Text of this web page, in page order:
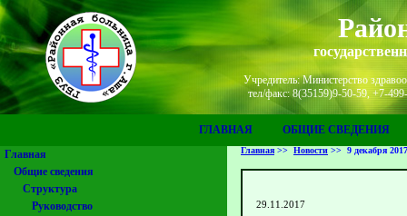
Учредитель: Министерство
тел/факс: 8(35159)9-50-59, +7-
ГЛАВНАЯ
ОБЩИЕ СВЕДЕНИЯ
Главная
Общие сведения
Структура
Руководство
Главная >> Новости >> 9 декабря
29.11.2017